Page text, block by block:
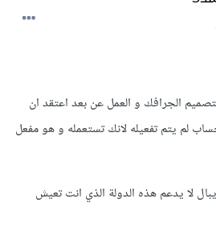
3 سنوات للتصميم الجرافك و العمل عن بعد اعتقد ان
لم يتم تفعيله لانك تستعمله و هو مفعل
لا يدعم هذه الدولة الذي انت تعيش